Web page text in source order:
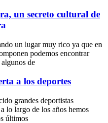
un secreto cultural de
un lugar muy rico ya que en
podemos encontrar
de
a los deportes
grandes deportistas
lo largo de los años hemos
últimos